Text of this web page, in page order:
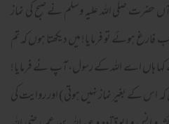
صلی اللہ علیہ وسلم نے صبح کی نماز
ہوئے تو فرمایا! میں دیکھتا ہوں کہ تم
ہاں اے اللہ کے رسول، آپ نے فرمایا!
کہ اس کے بغیر نماز نہیں ہوتی) اور روایت کی